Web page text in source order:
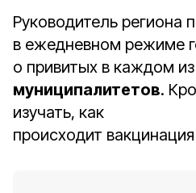
Руководитель региона
в ежедневном режиме
о привитых в каждом из
муниципалитетов.
изучать, как
происходит